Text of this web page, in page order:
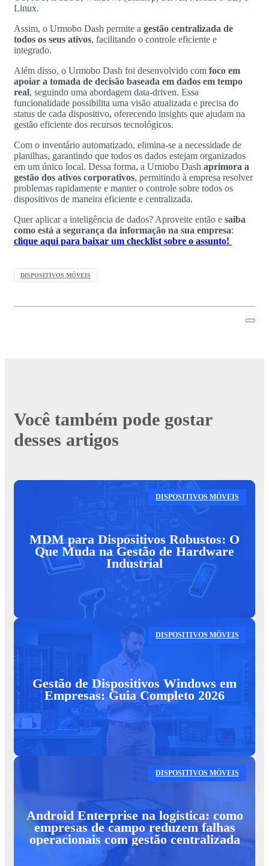
Linux.
Assim, o Urmobo Dash permite a gestão centralizada de
todos os seus ativos, facilitando o controle eficiente e
integrado.
Além disso, o Urmobo Dash foi desenvolvido com foco em
apoiar a tomada de decisão baseada em dados em tempo
real, seguindo uma abordagem data-driven. Essa
funcionalidade possibilita uma visão atualizada e precisa do
status de cada dispositivo, oferecendo insights que ajudam na
gestão eficiente dos recursos tecnológicos.
Com o inventário automatizado, elimina-se a necessidade de
planilhas, garantindo que todos os dados estejam organizados
em um único local. Dessa forma, a Urmobo Dash aprimora a
gestão dos ativos corporativos, permitindo à empresa resolver
problemas rapidamente e manter o controle sobre todos os
dispositivos de maneira eficiente e centralizada.
Quer aplicar a inteligência de dados? Aproveite então e saiba
como está a segurança da informação na sua empresa:
clique aqui para baixar um checklist sobre o assunto!
DISPOSITIVOS MÓVEIS
Você também pode gostar
desses artigos
DISPOSITIVOS MÓVEIS
MDM para Dispositivos Robustos: O
Que Muda na Gestão de Hardware
Industrial
DISPOSITIVOS MÓVEIS
Gestão de Dispositivos Windows em
Empresas: Guia Completo 2026
DISPOSITIVOS MÓVEIS
Android Enterprise na logística: como
empresas de campo reduzem falhas
operacionais com gestão centralizada